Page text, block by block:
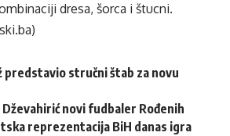
dresa, šorca i štucni.
predstavio stručni štab za novu
Dževahirić novi fudbaler Rođenih
reprezentacija BiH danas igra